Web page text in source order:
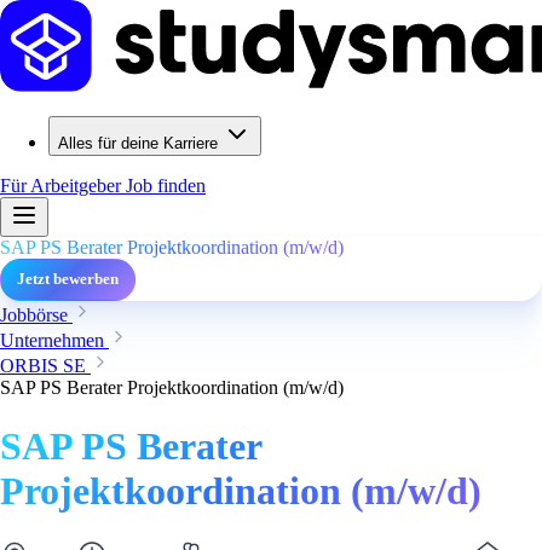
Alles für deine Karriere
Für ArbeitgeberJob finden
SAP PS Berater Projektkoordination (m/w/d)
Jetzt bewerben
Jobbörse
Unternehmen
ORBIS SE
SAP PS Berater Projektkoordination (m/w/d)
SAP PS Berater
Projektkoordination (m/w/d)